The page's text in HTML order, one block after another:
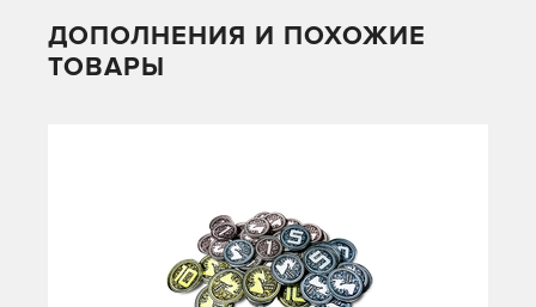
ДОПОЛНЕНИЯ И ПОХОЖИЕ
ТОВАРЫ